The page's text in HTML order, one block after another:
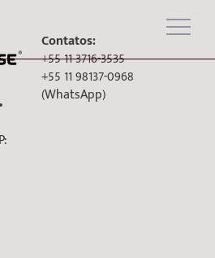
Contatos:
+55 11 3716-3535
+55 11 98137-0968
(WhatsApp)